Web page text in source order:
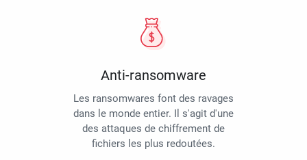
Anti-ransomware
Les ransomwares font des ravages
dans le monde entier. Il s'agit d'une
des attaques de chiffrement de
fichiers les plus redoutées.